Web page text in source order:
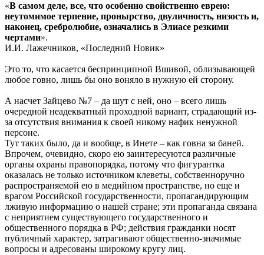
«В самом деле, все, что особенно свойственно еврею:
неутомимое терпение, пронырство, двуличность, низость и,
наконец, сребролюбие, означались в Элиасе резкими
чертами».
И.И. Лажечников, «Последний Новик»
Это то, что касается беспринципной Вшивой, облизывающей
любое говно, лишь бы оно воняло в нужную ей сторону.
А насчет Зайцево №7 – да шут с ней, оно – всего лишь
очередной неадекватный проходной вариант, страдающий из-
за отсутствия внимания к своей никому нафик ненужной
персоне.
Тут таких было, да и вообще, в Инете – как говна за баней.
Впрочем, очевидно, скоро ею заинтересуются различные
органы охраны правопорядка, потому что фигурантка
оказалась не только источником клеветы, собственноручно
распространяемой ею в медийном пространстве, но еще и
врагом Российской государственности, пропагандирующим
лживую информацию о нашей стране; эти пропаганда связана
с неприятием существующего государственного и
общественного порядка в РФ; действия гражданки носят
публичный характер, затрагивают общественно-значимые
вопросы и адресованы широкому кругу лиц.